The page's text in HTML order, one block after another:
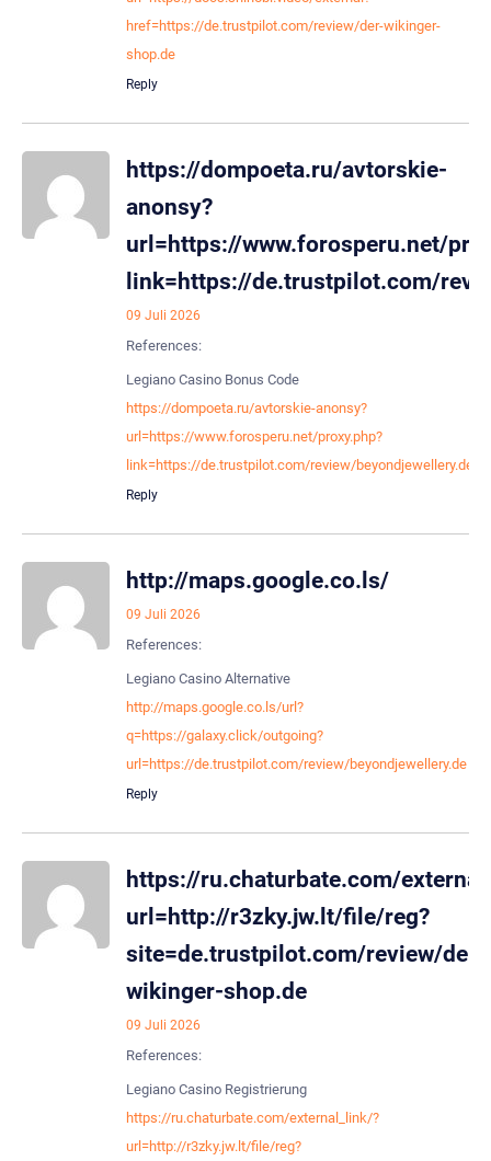
href=https://de.trustpilot.com/review/der-wikinger-
shop.de
Reply
https://dompoeta.ru/avtorskie-
anonsy?
url=https://www.forosperu.net/
link=https://de.trustpilot.com/
09 Juli 2026
References:
Legiano Casino Bonus Code
https://dompoeta.ru/avtorskie-anonsy?
url=https://www.forosperu.net/proxy.php?
link=https://de.trustpilot.com/review/beyondjewellery.de
Reply
http://maps.google.co.ls/
09 Juli 2026
References:
Legiano Casino Alternative
http://maps.google.co.ls/url?
q=https://galaxy.click/outgoing?
url=https://de.trustpilot.com/review/beyondjewellery.de
Reply
https://ru.chaturbate.com/
url=http://r3zky.jw.lt/file/reg?
site=de.trustpilot.com/review/der-
wikinger-shop.de
09 Juli 2026
References:
Legiano Casino Registrierung
https://ru.chaturbate.com/external_link/?
url=http://r3zky.jw.lt/file/reg?